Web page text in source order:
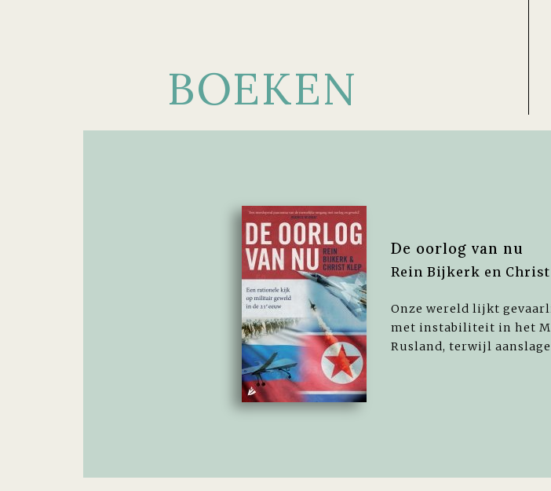
BOEKEN
De oorlog van nu
Rein Bijkerk en
Onze wereld lijkt
met instabiliteit in het
Rusland, terwijl